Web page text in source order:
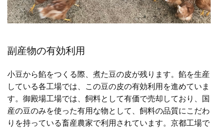
副産物の有効利用
小豆から餡をつくる際、煮た豆の皮が残ります。餡を生産
している各工場では、この豆の皮の有効利用を進めていま
す。御殿場工場では、飼料として有価で売却しており、国
産の豆のみを使った有用な物として、飼料の品質にこだわ
りを持っている畜産農家で利用されています。京都工場で